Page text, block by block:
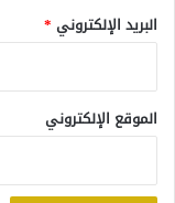
البريد الإلكتروني *
الموقع الإلكتروني